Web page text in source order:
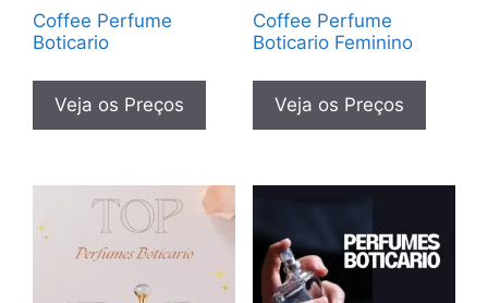
Coffee Perfume
Boticario
Veja os Preços
Coffee Perfume
Boticario Feminino
Veja os Preços